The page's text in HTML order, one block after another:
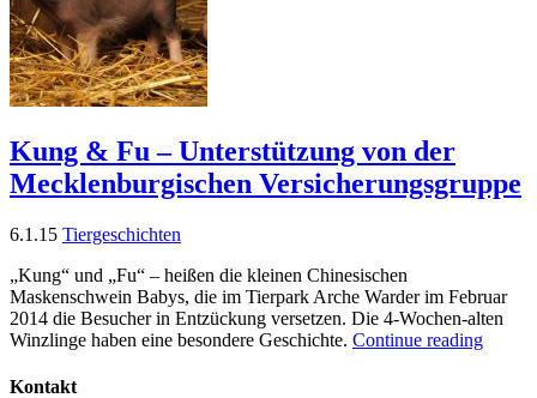
Kung & Fu – Unterstützung von der
Mecklenburgischen Versicherungsgruppe
6.1.15 Tiergeschichten
„Kung“ und „Fu“ – heißen die kleinen Chinesischen
Maskenschwein Babys, die im Tierpark Arche Warder im Februar
2014 die Besucher in Entzückung versetzen. Die 4-Wochen-alten
Winzlinge haben eine besondere Geschichte. Continue reading
Kontakt